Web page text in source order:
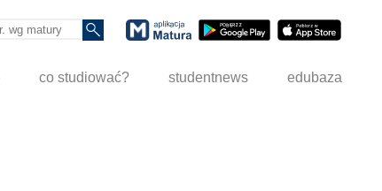
co studiować? studentnews edubaza